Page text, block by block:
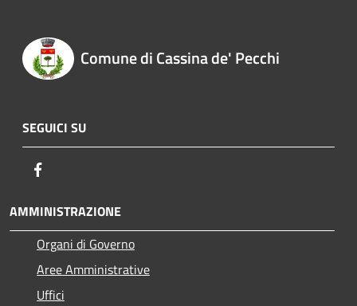
Comune di Cassina de' Pecchi
SEGUICI SU
AMMINISTRAZIONE
Organi di Governo
Aree Amministrative
Uffici